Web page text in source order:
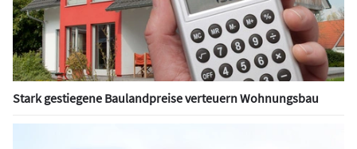
Stark gestiegene Baulandpreise verteuern Wohnungsbau